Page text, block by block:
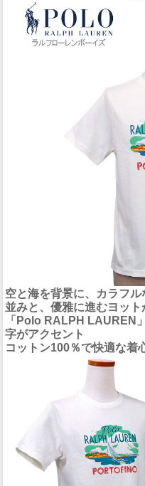
空と海を背景に、カラフ
並みと、優雅に進むヨッ
「Polo RALPH LAUREN
字がアクセント
コットン100％で快適な着